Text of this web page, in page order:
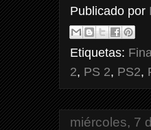
Publicado por
Etiquetas:
2, PS 2, PS2,
miércoles, 7